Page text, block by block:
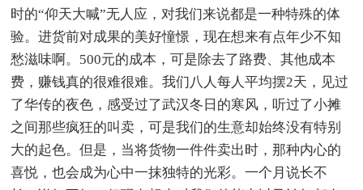
时的“仰天大喊”无人应，对我们来说都是一种特殊的体
验。进货前对成果的美好憧憬，现在想来有点年少不知
愁滋味啊。500元的成本，可是除去了路费、其他成本
费，赚钱真的很难很难。我们八人每人平均摆2天，见过
了华传的夜色，感受过了武汉冬日的寒风，听过了小摊
之间那些疯狂的叫卖，可是我们的生意却始终没有特别
大的起色。但是，当将货物一件件卖出时，那种内心的
喜悦，也会成为心中一抹独特的光彩。一个月说长不